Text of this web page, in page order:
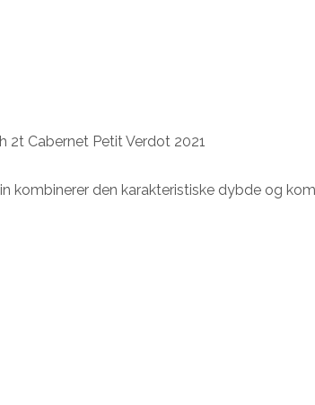
2t Cabernet Petit Verdot 2021
kombinerer den karakteristiske dybde og